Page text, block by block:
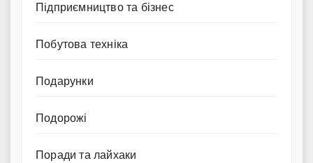
Підприємництво та бізнес
Побутова техніка
Подарунки
Подорожі
Поради та лайхаки